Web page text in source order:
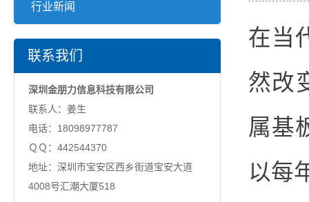
行业新闻
联系我们
深圳金朋力信息科技有限公司
联系人：姜生
电话：18098977787
ＱＱ：442544370
地址：深圳市宝安区西乡街道宝安大道
4008号汇潮大厦518
在当
然改
属基
以每